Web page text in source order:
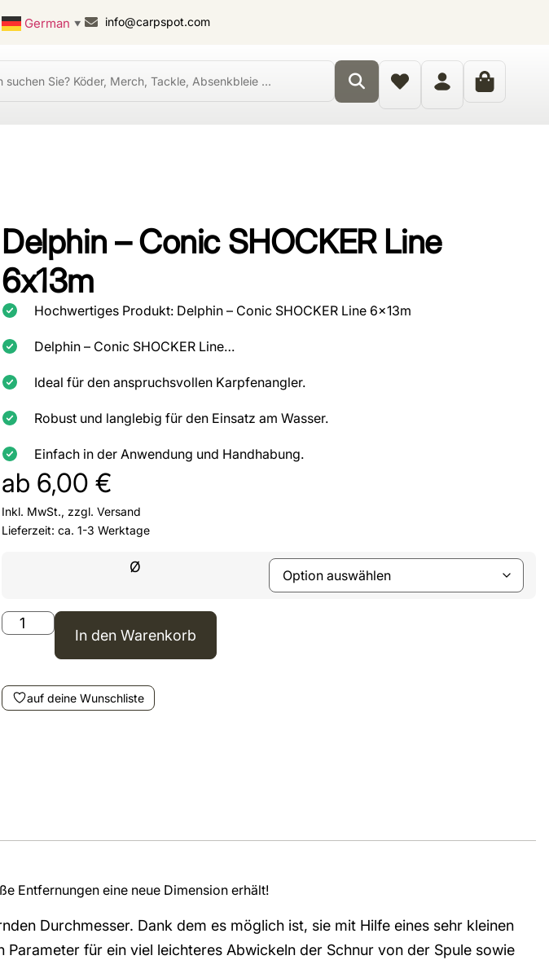
German ▼ info@carpspot.com
Delphin – Conic SHOCKER Line
6x13m
Hochwertiges Produkt: Delphin – Conic SHOCKER Line 6x13m
Delphin – Conic SHOCKER Line…
Ideal für den anspruchsvollen Karpfenangler.
Robust und langlebig für den Einsatz am Wasser.
Einfach in der Anwendung und Handhabung.
ab 6,00 €
Inkl. MwSt., zzgl. Versand
Lieferzeit: ca. 1-3 Werktage
Ø
In den Warenkorb
auf deine Wunschliste
Entfernungen eine neue Dimension erhält!
Durchmesser. Dank dem es möglich ist, sie mit Hilfe eines sehr kleinen
für ein viel leichteres Abwickeln der Schnur von der Spule sowie